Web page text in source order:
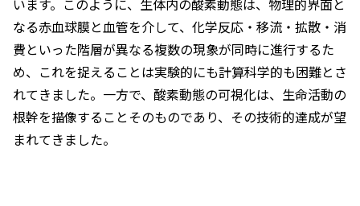
います。このように、生体内の酸素動態は、物理的界面と
なる赤血球膜と血管を介して、化学反応・移流・拡散・消
費といった階層が異なる複数の現象が同時に進行するた
め、これを捉えることは実験的にも計算科学的も困難とさ
れてきました。一方で、酸素動態の可視化は、生命活動の
根幹を描像することそのものであり、その技術的達成が望
まれてきました。